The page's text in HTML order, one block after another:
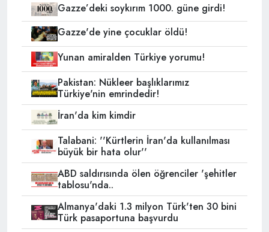
Gazze’deki soykırım 1000. güne girdi!
Gazze'de yine çocuklar öldü!
Yunan amiralden Türkiye yorumu!
Pakistan: Nükleer başlıklarımız
Türkiye'nin emrindedir!
İran'da kim kimdir
Talabani: ''Kürtlerin İran'da kullanılması
büyük bir hata olur''
ABD saldırısında ölen öğrenciler 'şehitler
tablosu'nda..
Almanya'daki 1.3 milyon Türk'ten 30 bini
Türk pasaportuna başvurdu